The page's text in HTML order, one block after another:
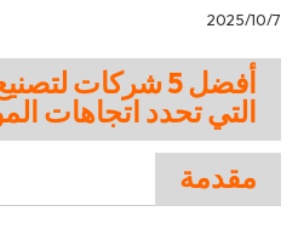
2025/10/7
أفضل 5 شركات
التي تحدد اتجاهات
مقدمة